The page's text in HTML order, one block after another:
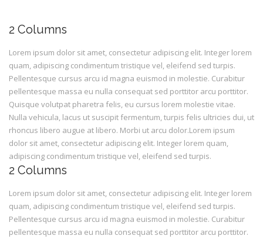
2 Columns
Lorem ipsum dolor sit amet, consectetur adipiscing elit. Integer lorem
quam, adipiscing condimentum tristique vel, eleifend sed turpis.
Pellentesque cursus arcu id magna euismod in molestie. Curabitur
pellentesque massa eu nulla consequat sed porttitor arcu porttitor.
Quisque volutpat pharetra felis, eu cursus lorem molestie vitae.
Nulla vehicula, lacus ut suscipit fermentum, turpis felis ultricies dui, ut
rhoncus libero augue at libero. Morbi ut arcu dolor.Lorem ipsum
dolor sit amet, consectetur adipiscing elit. Integer lorem quam,
adipiscing condimentum tristique vel, eleifend sed turpis.
2 Columns
Lorem ipsum dolor sit amet, consectetur adipiscing elit. Integer lorem
quam, adipiscing condimentum tristique vel, eleifend sed turpis.
Pellentesque cursus arcu id magna euismod in molestie. Curabitur
pellentesque massa eu nulla consequat sed porttitor arcu porttitor.